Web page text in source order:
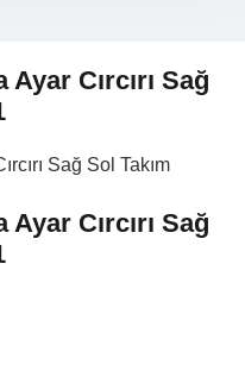
Cırcırı Sağ
Cırcırı Sağ